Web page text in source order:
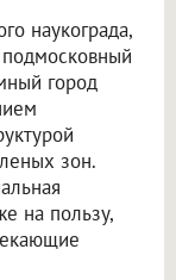
наукограда,
подмосковный
город
зон.
на пользу,